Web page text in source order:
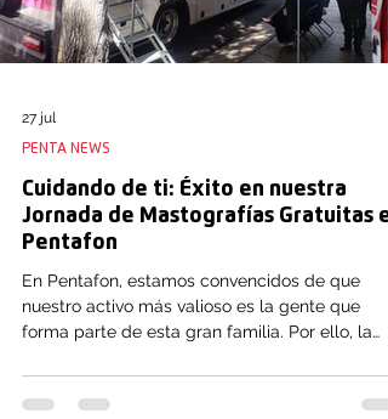
Cuidando de ti: Éxito en nuestra
Jornada de Mastografías Gratuitas
Pentafon
En Pentafon, estamos convencidos de que
nuestro activo más valioso es la gente que
forma parte de esta gran familia. Por ello, la
de nuestras colaboradoras siempre serán
nuestra máxima prioridad. Con esta visión en
PENTA NEWS
27 jul